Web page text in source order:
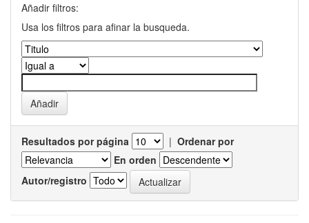
Añadir filtros:
Usa los filtros para afinar la busqueda.
Resultados por página | Ordenar por
En orden
Autor/registro